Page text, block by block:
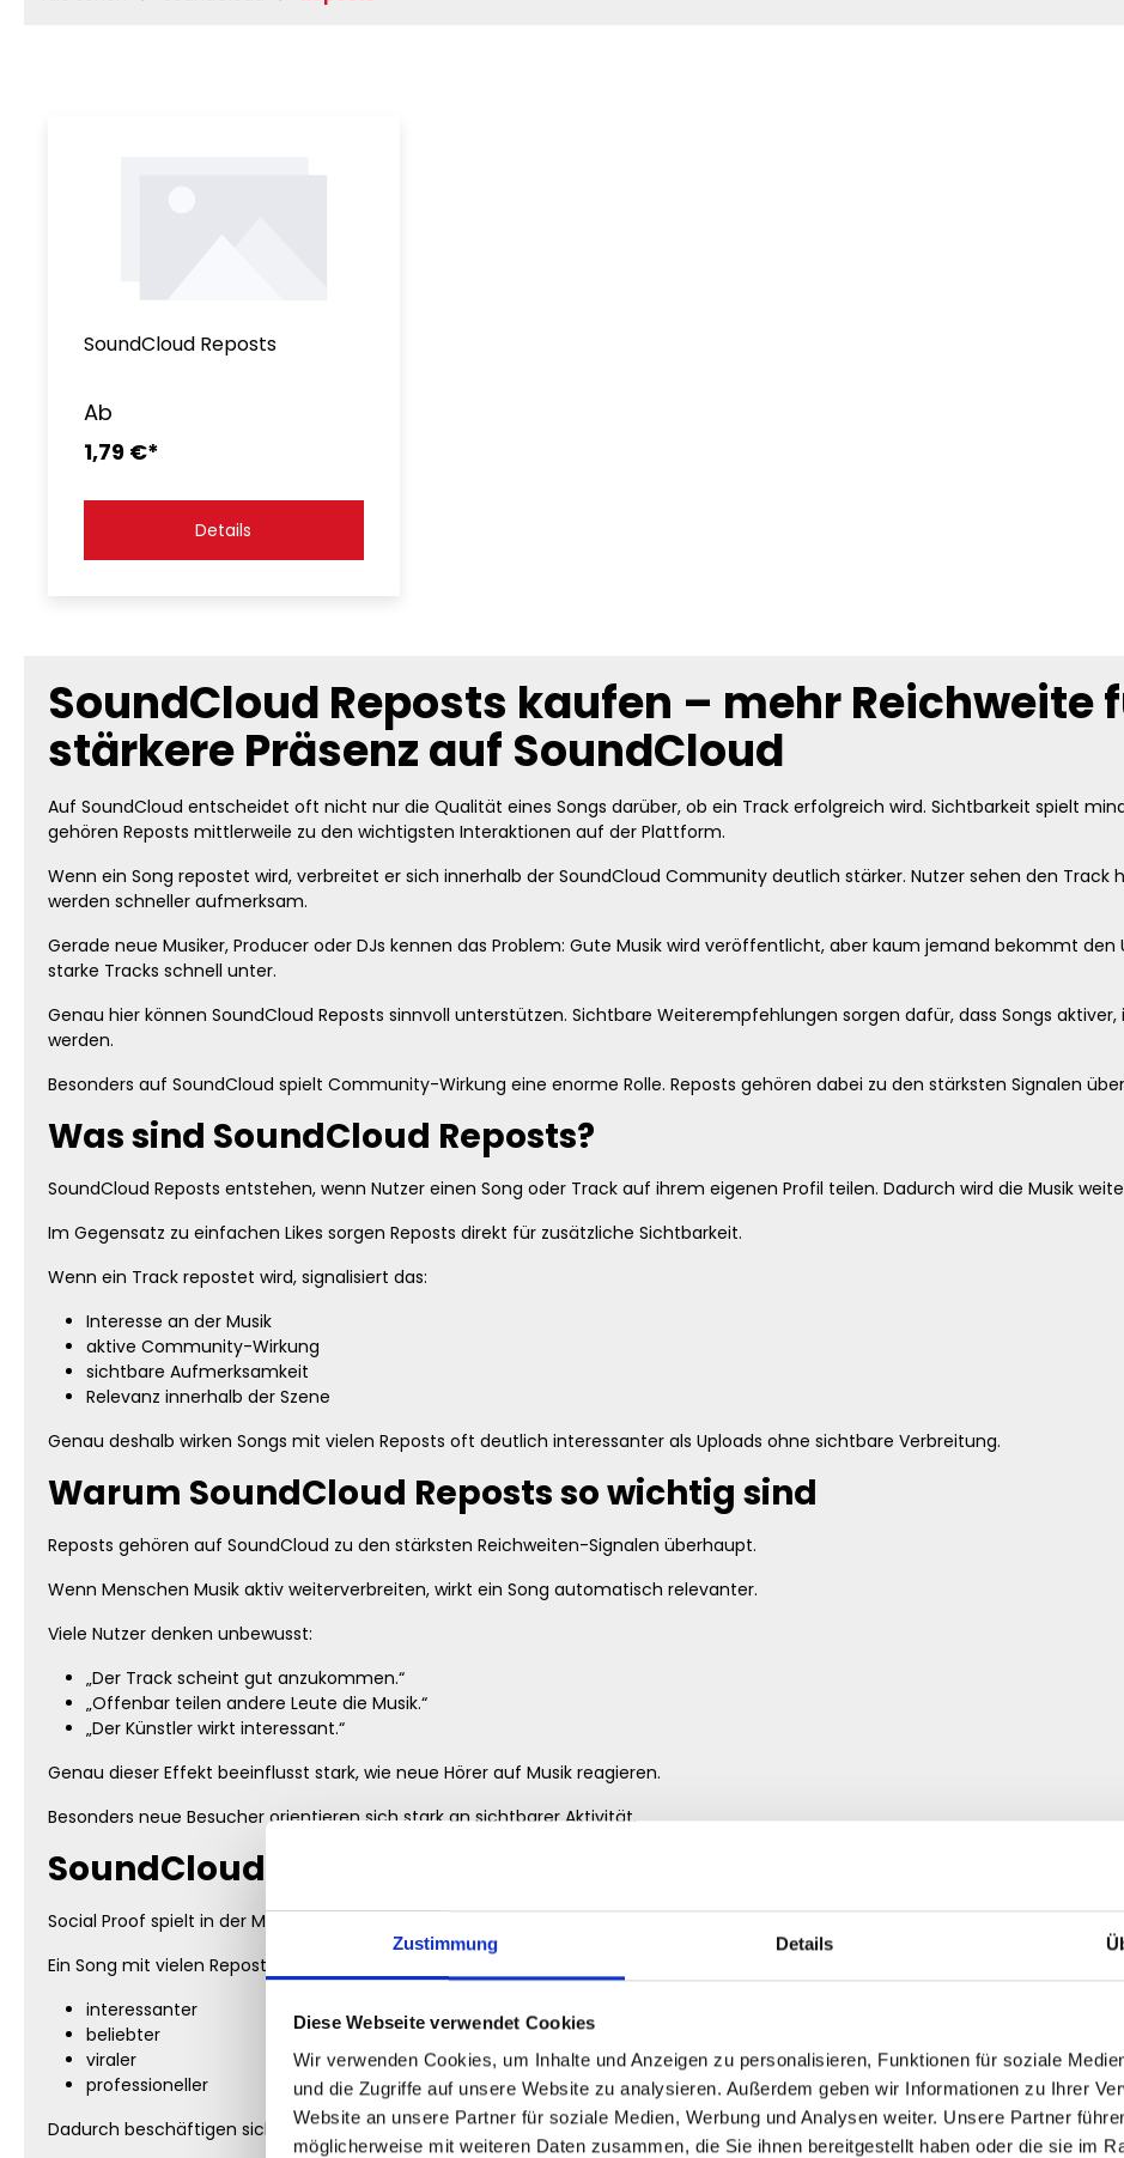
Zustimmung Details
Diese Webseite verwendet Cookies
Wir verwenden Cookies, um Inhalte und Anzeigen zu personalisieren, Funktionen für soziale
und die Zugriffe auf unsere Website zu analysieren. Außerdem geben wir Informationen zu Ihrer
Website an unsere Partner für soziale Medien, Werbung und Analysen weiter. Unsere Partner
möglicherweise mit weiteren Daten zusammen, die Sie ihnen bereitgestellt haben oder die sie im
SoundCloud Reposts
Ab
1,79 €*
Details
SoundCloud Reposts kaufen – mehr Reichweite
stärkere Präsenz auf SoundCloud
Auf SoundCloud entscheidet oft nicht nur die Qualität eines Songs darüber, ob ein Track erfolgreich wird. Sichtbarkeit spielt
gehören Reposts mittlerweile zu den wichtigsten Interaktionen auf der Plattform.
Wenn ein Song repostet wird, verbreitet er sich innerhalb der SoundCloud Community deutlich stärker. Nutzer sehen den Track
werden schneller aufmerksam.
Gerade neue Musiker, Producer oder DJs kennen das Problem: Gute Musik wird veröffentlicht, aber kaum jemand bekommt
starke Tracks schnell unter.
Genau hier können SoundCloud Reposts sinnvoll unterstützen. Sichtbare Weiterempfehlungen sorgen dafür, dass Songs
werden.
Besonders auf SoundCloud spielt Community-Wirkung eine enorme Rolle. Reposts gehören dabei zu den stärksten Signalen
Was sind SoundCloud Reposts?
SoundCloud Reposts entstehen, wenn Nutzer einen Song oder Track auf ihrem eigenen Profil teilen. Dadurch wird die Musik
Im Gegensatz zu einfachen Likes sorgen Reposts direkt für zusätzliche Sichtbarkeit.
Wenn ein Track repostet wird, signalisiert das:
Interesse an der Musik
aktive Community-Wirkung
sichtbare Aufmerksamkeit
Relevanz innerhalb der Szene
Genau deshalb wirken Songs mit vielen Reposts oft deutlich interessanter als Uploads ohne sichtbare Verbreitung.
Warum SoundCloud Reposts so wichtig sind
Reposts gehören auf SoundCloud zu den stärksten Reichweiten-Signalen überhaupt.
Wenn Menschen Musik aktiv weiterverbreiten, wirkt ein Song automatisch relevanter.
Viele Nutzer denken unbewusst:
„Der Track scheint gut anzukommen.“
„Offenbar teilen andere Leute die Musik.“
„Der Künstler wirkt interessant.“
Genau dieser Effekt beeinflusst stark, wie neue Hörer auf Musik reagieren.
Besonders neue Besucher orientieren sich stark an sichtbarer Aktivität.
SoundCloud Reposts kaufen für mehr Social Proof
Social Proof spielt in der Musikbranche eine enorme Rolle. Menschen hören Songs oft anders, wenn sie sehen, dass andere
Ein Song mit vielen Reposts wirkt:
interessanter
beliebter
viraler
professioneller
Dadurch beschäftigen sich Hörer häufig intensiver mit dem Künstlerprofil und weiteren Tracks.